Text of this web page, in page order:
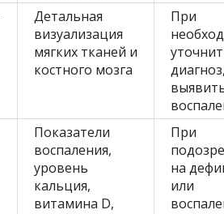
Детальная
визуализация
мягких тканей и
костного мозга
При
Показатели
воспаления,
уровень
кальция,
витамина D,
При
на
или